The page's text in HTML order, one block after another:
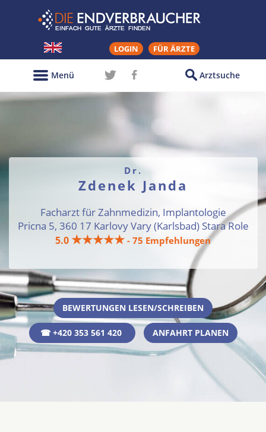
LOGIN FÜR ÄRZTE
Arztsuche
Menü
Dr.
Zdenek Janda
Facharzt für Zahnmedizin, Implantologie
Pricna 5, 360 17 Karlovy Vary (Karlsbad) Stara Role
5.0★★★★★ - 75 Empfehlungen
BEWERTUNGEN LESEN/SCHREIBEN
☎ +420 353 561 420 ANFAHRT PLANEN